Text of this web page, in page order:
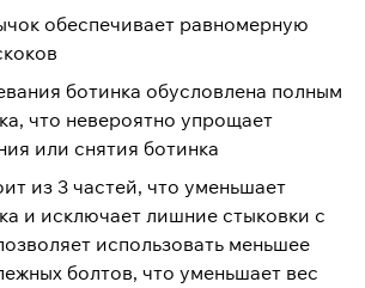
обеспечивает равномерную
ботинка обусловлена полным
что невероятно упрощает
или снятия ботинка
из 3 частей, что уменьшает
и исключает лишние стыковки с
использовать меньшее
болтов, что уменьшает вес